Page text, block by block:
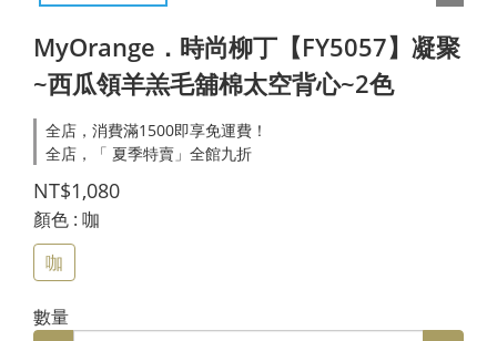
MyOrange．時尚柳丁【FY5057】凝聚
~西瓜領羊羔毛舖棉太空背心~2色
全店，消費滿1500即享免運費！
全店，「 夏季特賣」全館九折
NT$1,080
顏色 : 咖
咖
數量